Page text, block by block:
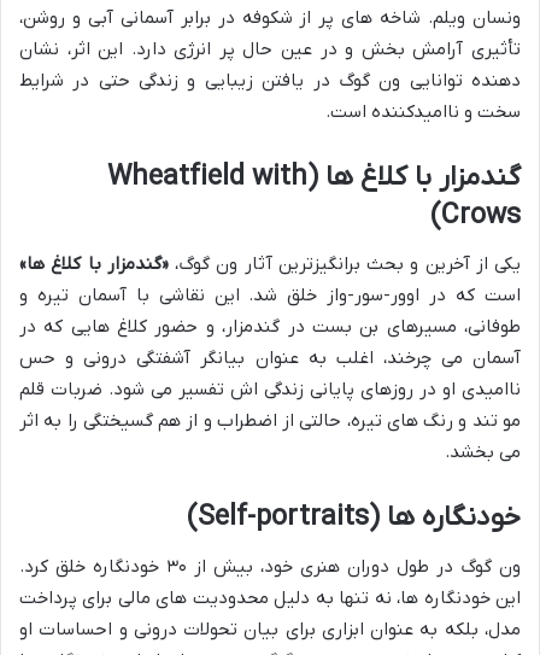
ونسان ویلم. شاخه های پر از شکوفه در برابر آسمانی آبی و روشن،
تأثیری آرامش بخش و در عین حال پر انرژی دارد. این اثر، نشان
دهنده توانایی ون گوگ در یافتن زیبایی و زندگی حتی در شرایط
سخت و ناامیدکننده است.
گندمزار با کلاغ ها (Wheatfield with
Crows)
یکی از آخرین و بحث برانگیزترین آثار ون گوگ،«گندمزار با کلاغ ها»
است که در اوور-سور-واز خلق شد. این نقاشی با آسمان تیره و
طوفانی، مسیرهای بن بست در گندمزار، و حضور کلاغ هایی که در
آسمان می چرخند، اغلب به عنوان بیانگر آشفتگی درونی و حس
ناامیدی او در روزهای پایانی زندگی اش تفسیر می شود. ضربات قلم
مو تند و رنگ های تیره، حالتی از اضطراب و از هم گسیختگی را به اثر
می بخشد.
خودنگاره ها (Self-portraits)
ون گوگ در طول دوران هنری خود، بیش از ۳۰ خودنگاره خلق کرد.
این خودنگاره ها، نه تنها به دلیل محدودیت های مالی برای پرداخت
مدل، بلکه به عنوان ابزاری برای بیان تحولات درونی و احساسات او